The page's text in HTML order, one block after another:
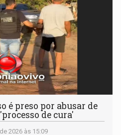
é preso por abusar de
de cura'
2026 às 15:09